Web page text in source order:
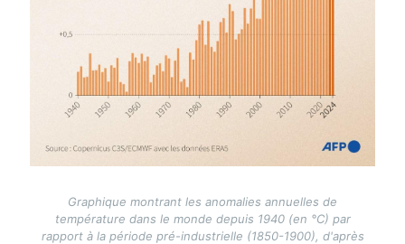
Graphique montrant les anomalies annuelles de
température dans le monde depuis 1940 (en °C) par
rapport à la période pré-industrielle (1850-1900), d'après